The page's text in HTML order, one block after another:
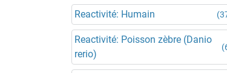
Reactivité: Humain
Reactivité: Poisson zèbre (Danio
rerio)